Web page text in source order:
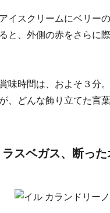
イスクリームにベリー
と、外側の赤をさらに
味時間は、およそ３分
、どんな飾り立てた言
スベガス、断った